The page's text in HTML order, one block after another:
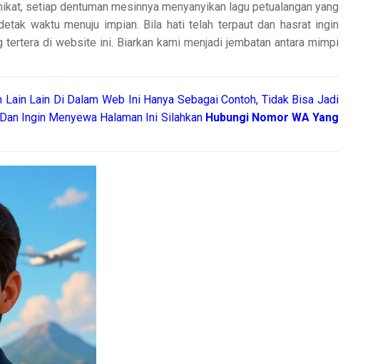
setiap dentuman mesinnya menyanyikan lagu petualangan yang
waktu menuju impian. Bila hati telah terpaut dan hasrat ingin
di website ini. Biarkan kami menjadi jembatan antara mimpi
Lain Di Dalam Web Ini Hanya Sebagai Contoh, Tidak Bisa Jadi
Ingin Menyewa Halaman Ini Silahkan Hubungi Nomor WA Yang